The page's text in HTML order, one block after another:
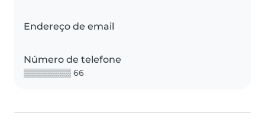
Endereço de email
Número de telefone
▒▒▒▒▒▒▒▒ 66